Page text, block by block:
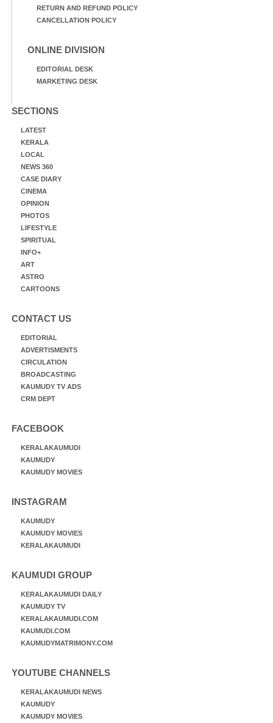
RETURN AND REFUND POLICY
CANCELLATION POLICY
ONLINE DIVISION
EDITORIAL DESK
MARKETING DESK
SECTIONS
LATEST
KERALA
LOCAL
NEWS 360
CASE DIARY
CINEMA
OPINION
PHOTOS
LIFESTYLE
SPIRITUAL
INFO+
ART
ASTRO
CARTOONS
CONTACT US
EDITORIAL
ADVERTISMENTS
CIRCULATION
BROADCASTING
KAUMUDY TV ADS
CRM DEPT
FACEBOOK
KERALAKAUMUDI
KAUMUDY
KAUMUDY MOVIES
INSTAGRAM
KAUMUDY
KAUMUDY MOVIES
KERALAKAUMUDI
KAUMUDI GROUP
KERALAKAUMUDI DAILY
KAUMUDY TV
KERALAKAUMUDI.COM
KAUMUDI.COM
KAUMUDYMATRIMONY.COM
YOUTUBE CHANNELS
KERALAKAUMUDI NEWS
KAUMUDY
KAUMUDY MOVIES